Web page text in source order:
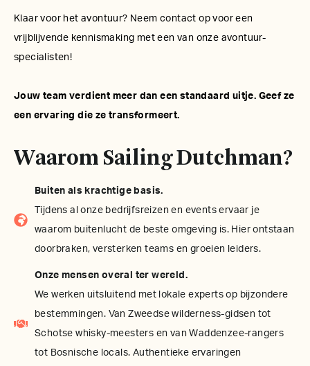
Klaar voor het avontuur? Neem contact op voor een
vrijblijvende kennismaking met een van onze avontuur-
specialisten!
Jouw team verdient meer dan een standaard uitje. Geef ze
een ervaring die ze transformeert.
Waarom Sailing Dutchman?
Buiten als krachtige basis.
Tijdens al onze bedrijfsreizen en events ervaar je
waarom buitenlucht de beste omgeving is. Hier ontstaan
doorbraken, versterken teams en groeien leiders.
Onze mensen overal ter wereld.
We werken uitsluitend met lokale experts op bijzondere
bestemmingen. Van Zweedse wilderness-gidsen tot
Schotse whisky-meesters en van Waddenzee-rangers
tot Bosnische locals. Authentieke ervaringen